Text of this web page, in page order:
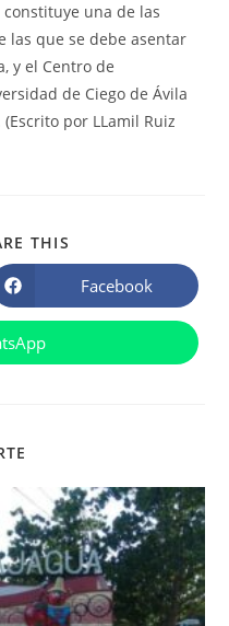
una de las
las que se debe asentar
y el Centro de
de Ciego de Ávila
por LLamil Ruiz
THIS
Se
abre
en
ventana
Facebook